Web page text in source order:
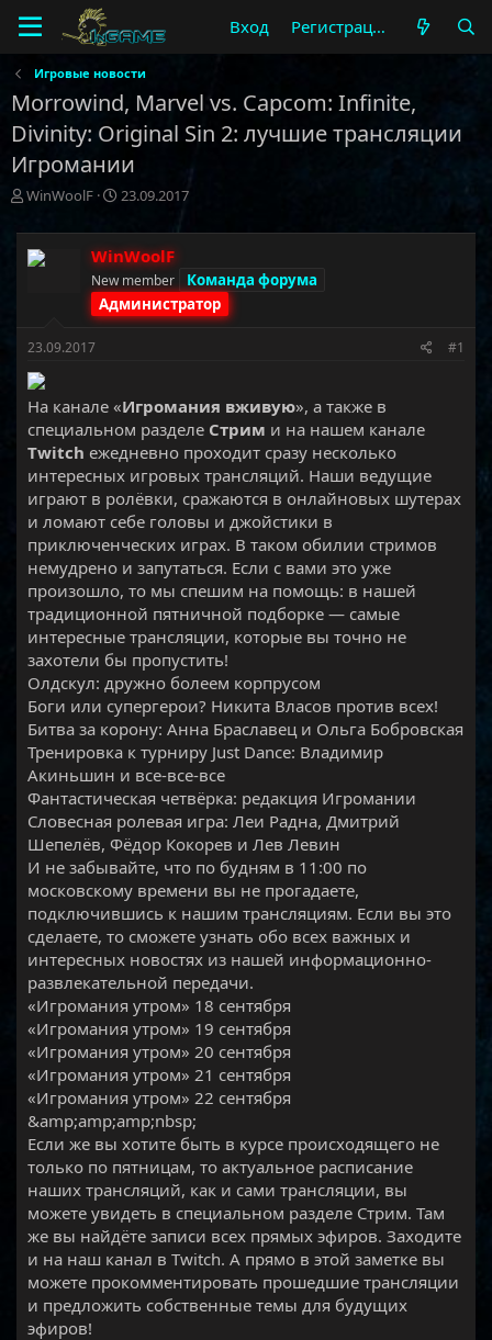
Вход Регистрация
Игровые новости
Morrowind, Marvel vs. Capcom: Infinite,
Divinity: Original Sin 2: лучшие трансляции
Игромании
А
т
о
р
ы
WinWoolF
Д
т
а
н
а
ч
23.09.2017
WinWoolF
New member
Команда форума
Администратор
23.09.2017 #1
На канале «Игромания вживую», а также в
специальном разделе Стрим и на нашем канале
Twitch ежедневно проходит сразу несколько
интересных игровых трансляций. Наши ведущие
играют в ролёвки, сражаются в онлайновых шутерах
и ломают себе головы и джойстики в
приключенческих играх. В таком обилии стримов
немудрено и запутаться. Если с вами это уже
произошло, то мы спешим на помощь: в нашей
традиционной пятничной подборке — самые
интересные трансляции, которые вы точно не
захотели бы пропустить!
Олдскул: дружно болеем корпрусом
Боги или супергерои? Никита Власов против всех!
Битва за корону: Анна Браславец и Ольга Бобровская
Тренировка к турниру Just Dance: Владимир
Акиньшин и все-все-все
Фантастическая четвёрка: редакция Игромании
Словесная ролевая игра: Леи Радна, Дмитрий
Шепелёв, Фёдор Кокорев и Лев Левин
И не забывайте, что по будням в 11:00 по
московскому времени вы не прогадаете,
подключившись к нашим трансляциям. Если вы это
сделаете, то сможете узнать обо всех важных и
интересных новостях из нашей информационно-
развлекательной передачи.
«Игромания утром» 18 сентября
«Игромания утром» 19 сентября
«Игромания утром» 20 сентября
«Игромания утром» 21 сентября
«Игромания утром» 22 сентября
&amp;amp;amp;nbsp;
Если же вы хотите быть в курсе происходящего не
только по пятницам, то актуальное расписание
наших трансляций, как и сами трансляции, вы
можете увидеть в специальном разделе Стрим. Там
же вы найдёте записи всех прямых эфиров. Заходите
и на наш канал в Twitch. А прямо в этой заметке вы
можете прокомментировать прошедшие трансляции
и предложить собственные темы для будущих
эфиров!​